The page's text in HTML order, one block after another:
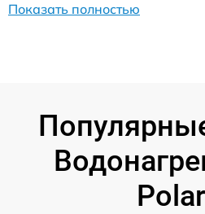
Показать полностью